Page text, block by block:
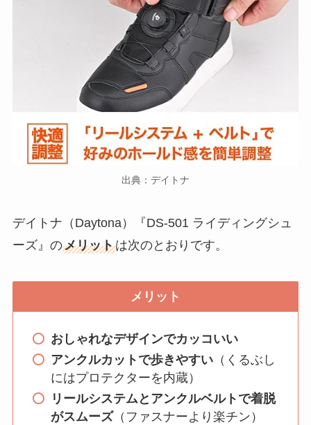
出典：デイトナ
デイトナ（Daytona）『DS-501 ライディングシュ
ーズ』のメリットは次のとおりです。
メリット
おしゃれなデザインでカッコいい
アンクルカットで歩きやすい（くるぶし
にはプロテクターを内蔵）
リールシステムとアンクルベルトで着脱
がスムーズ（ファスナーより楽チン）